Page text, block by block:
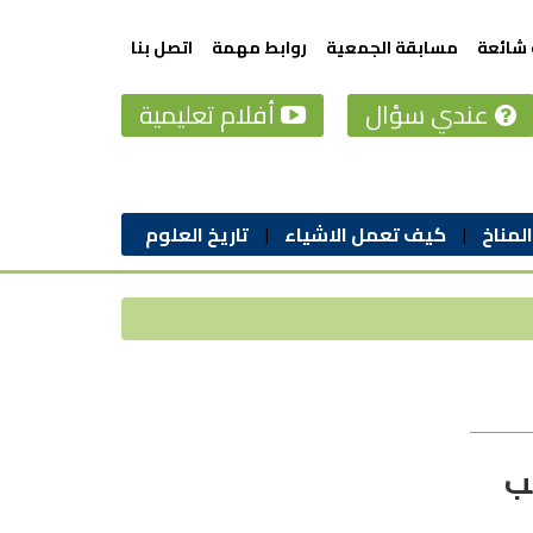
كيف تعمل الاشياء تاريخ العلوم
أفلام تعليمية عندي سؤال
شائعة مسابقة الجمعية روابط مهمة اتصل بنا